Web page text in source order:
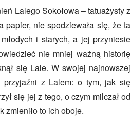
Lalego Sokołowa – tatuażysty z
papier, nie spodziewała się, że ta
i starych, a jej przyniesie
nie mniej ważną historię
się Lale. W swojej najnowszej
przyjaźni z Lalem: o tym, jak się
się jej z tego, o czym milczał od
zmieniło to ich oboje.